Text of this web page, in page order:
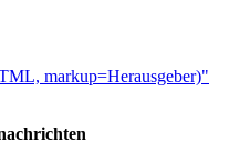
markup=Herausgeber)"